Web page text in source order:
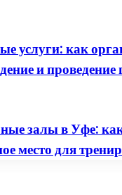
услуги: как
и проведение
залы в Уфе:
место для